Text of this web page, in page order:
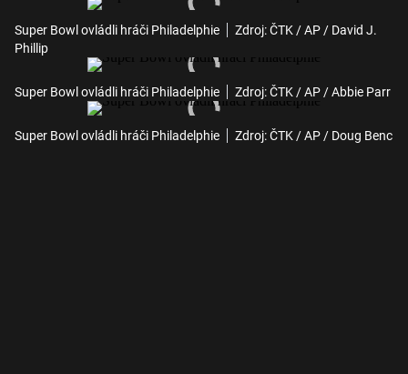
Super Bowl ovládli hráči Philadelphie
Zdroj: ČTK / AP / David J.
Phillip
Super Bowl ovládli hráči Philadelphie Zdroj: ČTK / AP / Abbie Parr
Super Bowl ovládli hráči Philadelphie Zdroj: ČTK / AP / Doug Benc